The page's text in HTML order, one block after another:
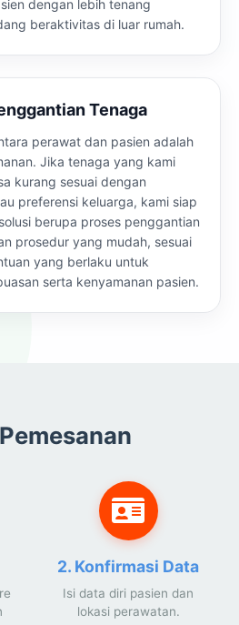
dengan lebih tenang
beraktivitas di luar rumah.
Tenaga
perawat dan pasien adalah
Jika tenaga yang kami
kurang sesuai dengan
preferensi keluarga, kami siap
berupa proses penggantian
prosedur yang mudah, sesuai
yang berlaku untuk
serta kenyamanan pasien.
2. Konfirmasi Data
Isi data diri pasien dan
lokasi perawatan.